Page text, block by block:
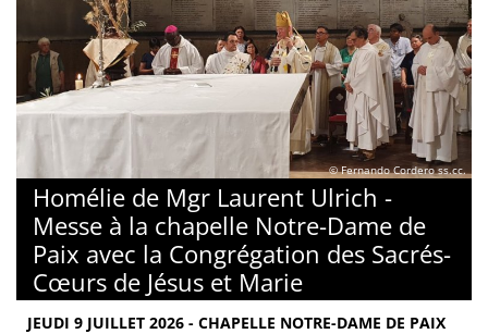
© Fernando Cordero ss.cc.
Homélie de Mgr Laurent Ulrich -
Messe à la chapelle Notre-Dame de
Paix avec la Congrégation des Sacrés-
Cœurs de Jésus et Marie
JEUDI 9 JUILLET 2026 - CHAPELLE NOTRE-DAME DE PAIX